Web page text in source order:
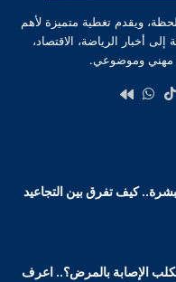
ويقدم تغطية متميزة لأهم
إلى أخبار الرياضة، الاقتصاد،
مهني وموضوعي.
تيلقرام‫TikTokواتساب
كيف تفرق بين التجاعيد
الإصابة بالمرض؟.. اعرف